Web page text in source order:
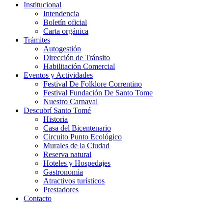
Institucional
Intendencia
Boletín oficial
Carta orgánica
Trámites
Autogestión
Dirección de Tránsito
Habilitación Comercial
Eventos y Actividades
Festival De Folklore Correntino
Festival Fundación De Santo Tome
Nuestro Carnaval
Descubrí Santo Tomé
Historia
Casa del Bicentenario
Circuito Punto Ecológico
Murales de la Ciudad
Reserva natural
Hoteles y Hospedajes
Gastronomía
Atractivos turísticos
Prestadores
Contacto